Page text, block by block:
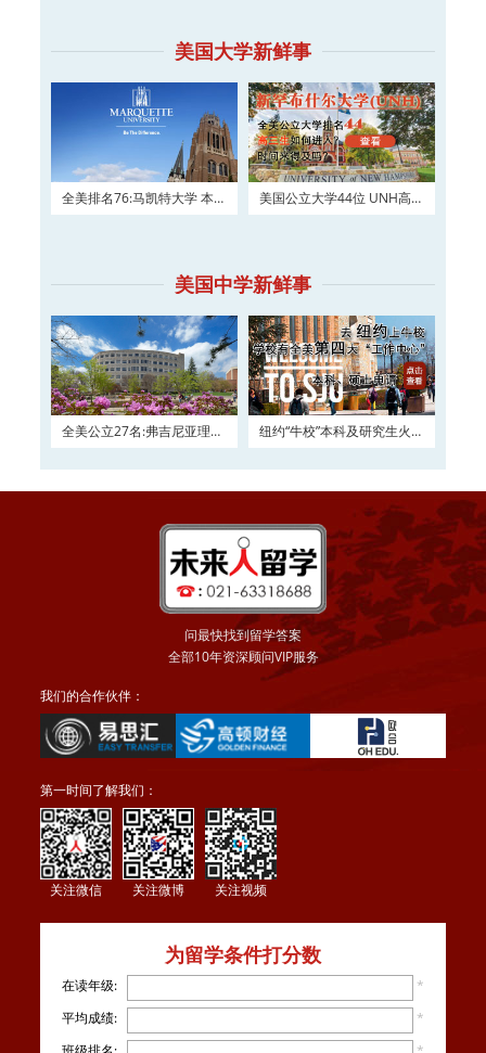
美国大学新鲜事
全美排名76:马凯特大学 本科
美国公立大学44位 UNH高三
美国中学新鲜事
全美公立27名:弗吉尼亚理工
纽约“牛校”本科及研究生火热
问最快找到留学答案
全部10年资深顾问VIP服务
我们的合作伙伴：
第一时间了解我们：
关注微信 关注微博 关注视频
为留学条件打分数
在读年级:
*
平均成绩:
*